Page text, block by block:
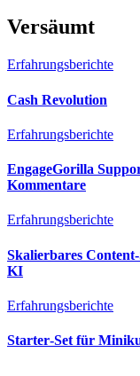
Versäumt
Erfahrungsberichte
Cash Revolution
Erfahrungsberichte
EngageGorilla
Kommentare
Erfahrungsberichte
Skalierbares
KI
Erfahrungsberichte
Starter‑Set für